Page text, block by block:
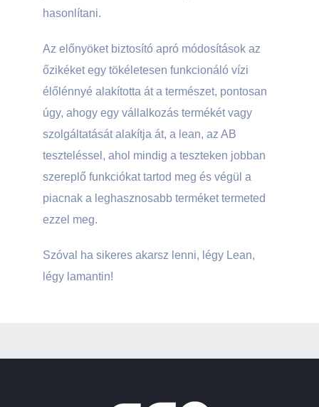
hasonlítani.
Az előnyöket biztosító apró módosítások az
őzikéket egy tökéletesen funkcionáló vízi
élőlénnyé alakította át a természet, pontosan
úgy, ahogy egy vállalkozás termékét vagy
szolgáltatását alakítja át, a lean, az AB
teszteléssel, ahol mindig a teszteken jobban
szereplő funkciókat tartod meg és végül a
piacnak a leghasznosabb terméket termeted
ezzel meg.
Szóval ha sikeres akarsz lenni, légy Lean,
légy lamantin!